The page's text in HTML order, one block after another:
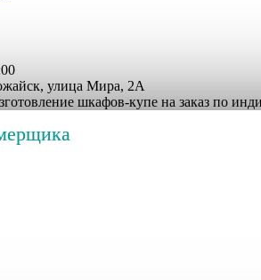
улица Мира, 2А
шкафов-купе на заказ по